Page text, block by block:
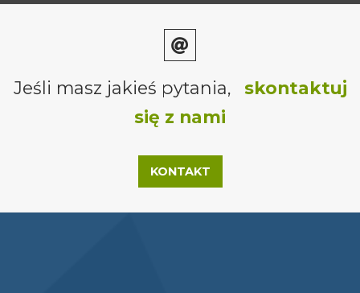
Jeśli masz jakieś pytania,
skontaktuj
się z nami
KONTAKT